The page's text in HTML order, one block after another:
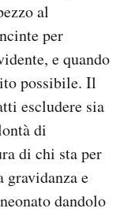
al
per
e quando
possibile. Il
escludere sia
di
di chi sta per
gravidanza e
dandolo